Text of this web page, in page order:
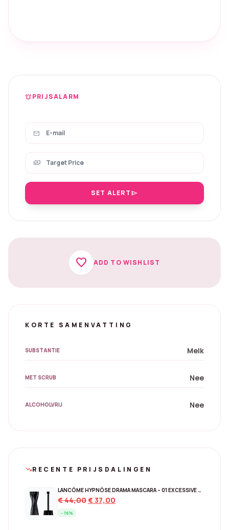
notifications_activePRIJSALARM
mail
payments
SET ALERTsend
favorite ADD TO WISHLIST
KORTE SAMENVATTING
SUBSTANTIE Melk
MET SCRUB Nee
ALCOHOLVRIJ Nee
trending_downRECENTE PRIJSDALINGEN
LANCÔME HYPNÔSE DRAMA MASCARA – 01 EXCESSIVE BLACK
€44,00Original
€37,00
- 16%